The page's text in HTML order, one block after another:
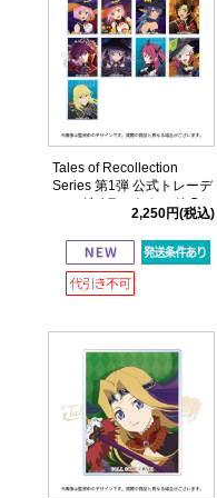
Tales of Recollection
Series 第1弾 公式トレーデ
ィングイラストカード Cセ
2,250円(税込)